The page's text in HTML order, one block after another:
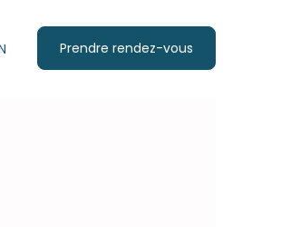
Prendre rendez-vous